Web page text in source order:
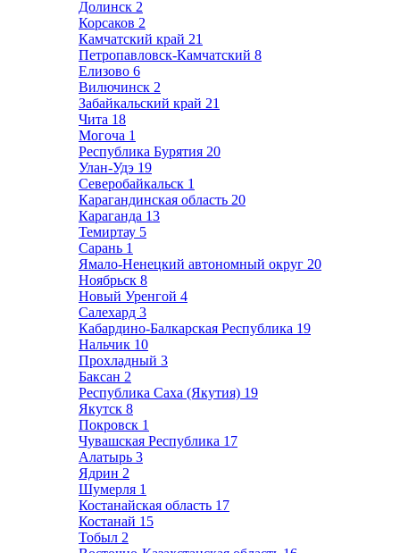
Долинск 2
Корсаков 2
Камчатский край 21
Петропавловск-Камчатский 8
Елизово 6
Вилючинск 2
Забайкальский край 21
Чита 18
Могоча 1
Республика Бурятия 20
Улан-Удэ 19
Северобайкальск 1
Карагандинская область 20
Караганда 13
Темиртау 5
Сарань 1
Ямало-Ненецкий автономный округ 20
Ноябрьск 8
Новый Уренгой 4
Салехард 3
Кабардино-Балкарская Республика 19
Нальчик 10
Прохладный 3
Баксан 2
Республика Саха (Якутия) 19
Якутск 8
Покровск 1
Чувашская Республика 17
Алатырь 3
Ядрин 2
Шумерля 1
Костанайская область 17
Костанай 15
Тобыл 2